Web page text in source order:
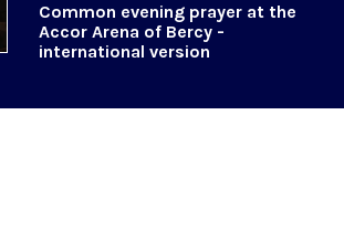
Common evening prayer at the
Accor Arena of Bercy -
international version